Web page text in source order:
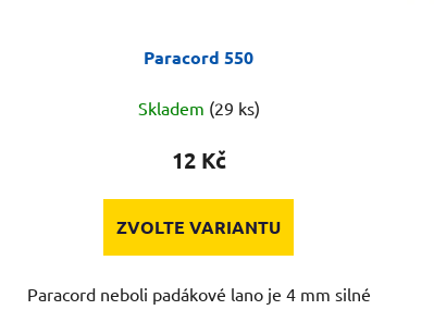
Paracord 550
Skladem (29 ks)
12 Kč
ZVOLTE VARIANTU
Paracord neboli padákové lano je 4 mm silné